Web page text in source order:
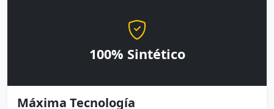
100% Sintético
Máxima Tecnología